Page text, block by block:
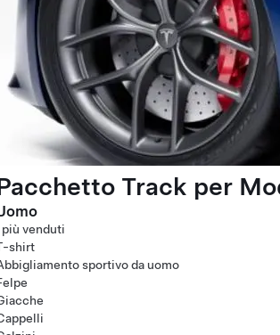
Track per
più venduti
shirt
sportivo da uomo